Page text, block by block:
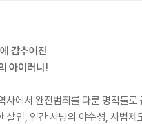
감추어진
아이러니!
사에서 완전범죄를 다룬 명작들
살인, 인간 사냥의 야수성, 사법